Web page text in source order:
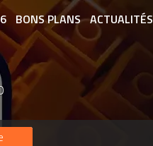
BONS PLANS ACTUALITÉS
LEGO LES PLUS CHERS
DERNIERS LEGO AJOUTÉS